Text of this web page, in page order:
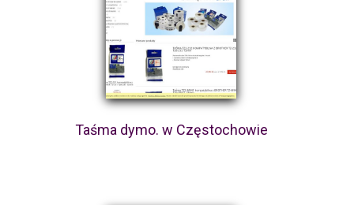
Taśma dymo. w Częstochowie